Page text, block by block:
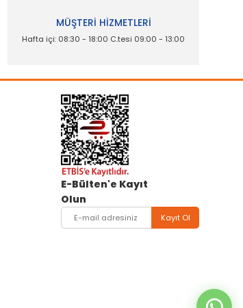
MÜŞTERİ HİZMETLERİ
Hafta içi: 08:30 - 18:00 C.tesi 09:00 - 13:00
E-Bülten'e Kayıt
Olun
Kayıt Ol